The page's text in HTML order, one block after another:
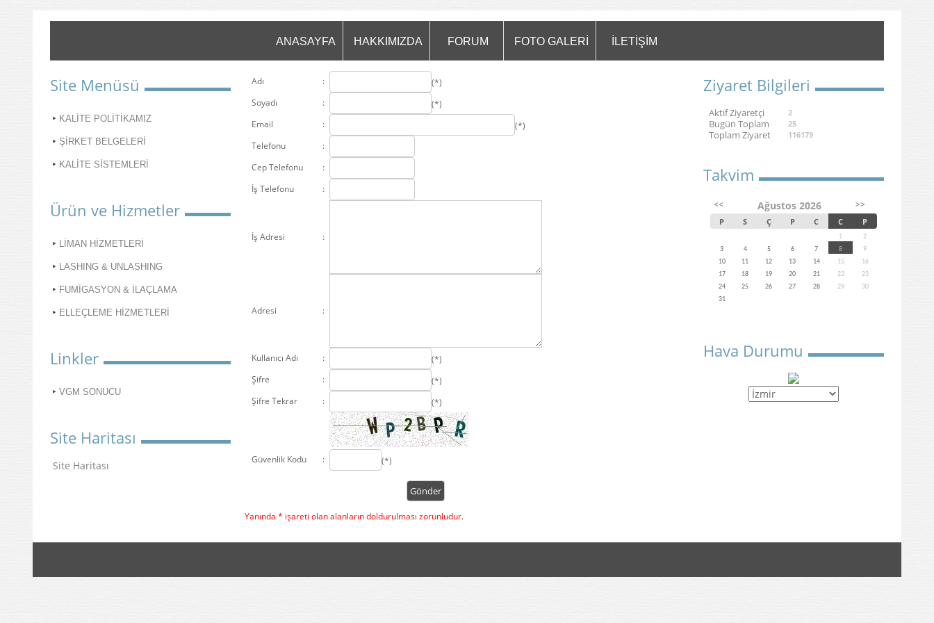
ANASAYFA HAKKIMIZDA FORUM FOTO GALERİ İLETİŞİM
Site Menüsü
KALİTE POLİTİKAMIZ
ŞİRKET BELGELERİ
KALİTE SİSTEMLERİ
Ürün ve Hizmetler
LİMAN HİZMETLERİ
LASHING & UNLASHING
FUMİGASYON & İLAÇLAMA
ELLEÇLEME HİZMETLERİ
Linkler
VGM SONUCU
Site Haritası
Site Haritası
Adı :
(*)
Soyadı
:
(*)
Email
:
(*)
Telefonu
:
Cep Telefonu
:
İş Telefonu
:
İş Adresi :
Adresi :
Kullanıcı Adı :
(*)
Şifre
:
(*)
Şifre Tekrar
: (*)
Güvenlik Kodu : (*)
Yanında * işareti olan alanların doldurulması zorunludur.
Ziyaret Bilgileri
Aktif Ziyaretçi 2
Bugün Toplam 25
Toplam Ziyaret 116179
Takvim
<< Ağustos 2026 >>
P S Ç P C C P
1
2
3
4 5 6 7 8
9
10
11 12 13 14 15
16
17
18 19 20 21 22
23
24
25 26 27 28 29
30
31
Hava Durumu